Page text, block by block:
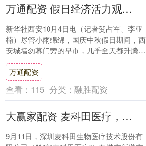
万通配资 假日经济活力观察：“出入口经济”点亮西安城墙
新华社西安10月4日电（记者贺占军、李亚
楠）尽管小雨绵绵，国庆中秋假日期间，西
安城墙勿幕门旁的早市，几乎全天都升腾着
千年古都浓郁的市井烟火。 来自五湖四海的
游客....
万通配资
查看： 115 分类： 融胜配资
大赢家配资 麦科田医疗，拟赴港上市
9月11日，深圳麦科田生物医疗技术股份有